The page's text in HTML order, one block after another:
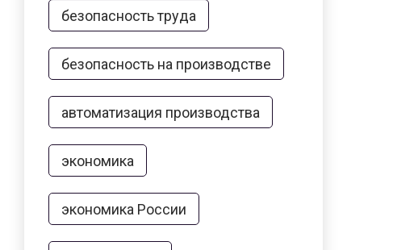
безопасность труда
безопасность на производстве
автоматизация производства
экономика
экономика России